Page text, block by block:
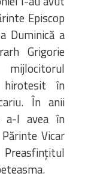
Episcop
Duminică a
Grigorie
hirotesit în
În anii
a-l avea în
Vicar